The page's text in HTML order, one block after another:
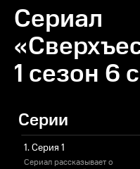
Сериал
1 сезон 6
Серии
1. Серия 1
Сериал рассказывает о